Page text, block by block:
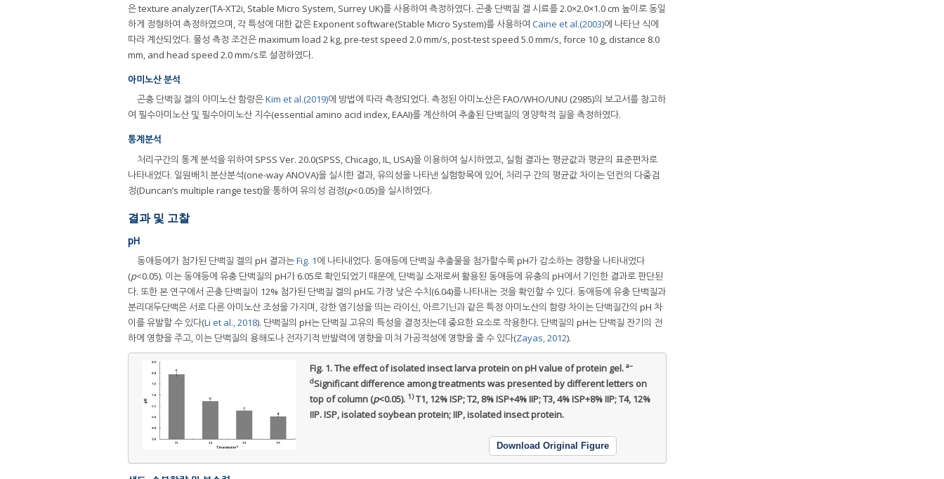
은 texture analyzer(TA-XT2i, Stable Micro System, Surrey UK)를 사용하여 측정하였다. 곤충 단백질 겔 시료를 2.0×2.0×1.0 cm 높이로 동일
하게 정형하여 측정하였으며, 각 특성에 대한 값은 Exponent software(Stable Micro System)를 사용하여 Caine et al.(2003)에 나타난 식에
따라 계산되었다. 물성 측정 조건은 maximum load 2 kg, pre-test speed 2.0 mm/s, post-test speed 5.0 mm/s, force 10 g, distance 8.0
mm, and head speed 2.0 mm/s로 설정하였다.
아미노산 분석
곤충 단백질 겔의 아미노산 함량은Kim et al.(2019)에 방법에 따라 측정되었다. 측정된 아미노산은 FAO/WHO/UNU (2985)의 보고서를 참고하
여 필수아미노산 및 필수아미노산 지수(essential amino acid index, EAAI)를 계산하여 추출된 단백질의 영양학적 질을 측정하였다.
통계분석
처리구간의 통계 분석을 위하여 SPSS Ver. 20.0(SPSS, Chicago, IL, USA)을 이용하여 실시하였고, 실험 결과는 평균값과 평균의 표준편차로
나타내었다. 일원배치 분산분석(one-way ANOVA)을 실시한 결과, 유의성을 나타낸 실험항목에 있어, 처리구 간의 평균값 차이는 던컨의 다중검
정(Duncan’s multiple range test)을 통하여 유의성 검정(p<0.05)을 실시하였다.
결과 및 고찰
pH
동애등에가 첨가된 단백질 겔의 pH 결과는Fig. 1에 나타내었다. 동애등에 단백질 추출물을 첨가할수록 pH가 감소하는 경향을 나타내었다
(p<0.05). 이는 동애등에 유충 단백질의 pH가 6.05로 확인되었기 때문에, 단백질 소재로써 활용된 동애등에 유충의 pH에서 기인한 결과로 판단된
다. 또한 본 연구에서 곤충 단백질이 12% 첨가된 단백질 겔의 pH도 가장 낮은 수치(6.04)를 나타내는 것을 확인할 수 있다. 동애등에 유충 단백질과
분리대두단백은 서로 다른 아미노산 조성을 가지며, 강한 염기성을 띄는 라이신, 아르기닌과 같은 특정 아미노산의 함량 차이는 단백질간의 pH 차
이를 유발할 수 있다(Li et al., 2018). 단백질의 pH는 단백질 고유의 특성을 결정짓는데 중요한 요소로 작용한다. 단백질의 pH는 단백질 잔기의 전
하에 영향을 주고, 이는 단백질의 용해도나 전자기적 반발력에 영향을 미쳐 가공적성에 영향을 줄 수 있다(Zayas, 2012).
Fig. 1.The effect of isolated insect larva protein on pH value of protein gel. a–
dSignificant difference among treatments was presented by different letters on
top of column (p<0.05). 1)T1, 12% ISP; T2, 8% ISP+4% IIP; T3, 4% ISP+8% IIP; T4, 12%
IIP. ISP, isolated soybean protein; IIP, isolated insect protein.
Download Original Figure